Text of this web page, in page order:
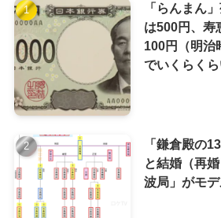
「らんまん
は500円、寿
100円（明
でいくらくら
「鎌倉殿の
と結婚（再
波局」がモ